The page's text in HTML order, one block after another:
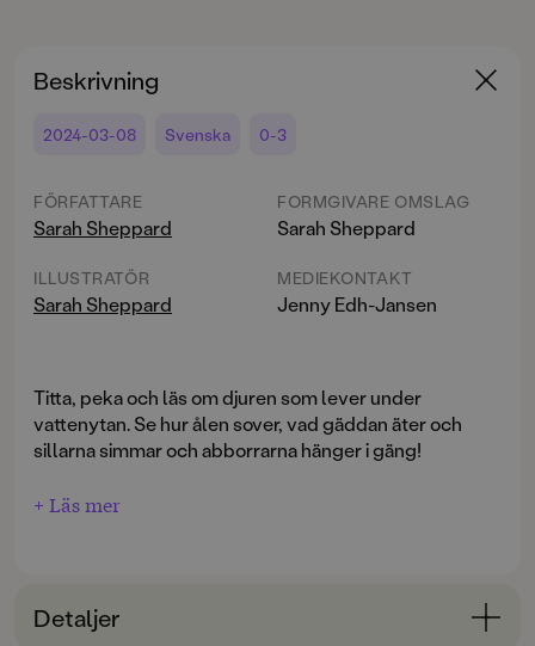
Beskrivning
2024-03-08 Svenska 0-3
FÖRFATTARE
Sarah Sheppard
ILLUSTRATÖR
Sarah Sheppard
FORMGIVARE OMSLAG
Sarah Sheppard
MEDIEKONTAKT
Jenny Edh-Jansen
Titta, peka och läs om djuren som lever under
vattenytan. Se hur ålen sover, vad gäddan äter och
sillarna simmar och abborrarna hänger i gäng!
En rolig och färgstark pekbok för de minsta, om djuren
+ Läs mer
Detaljer